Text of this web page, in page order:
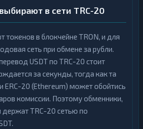
в сети TRC-20
токенов в блокчейне TRON, и для
сеть при обмене за рубли.
USDT по TRC-20 стоит
за секунды, тогда как та
ERC-20 (Ethereum) может обойтись
комиссии. Поэтому обменники,
TRC-20 сетью по